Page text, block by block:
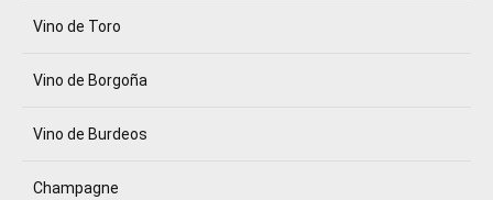
Vino de Toro
Vino de Borgoña
Vino de Burdeos
Champagne